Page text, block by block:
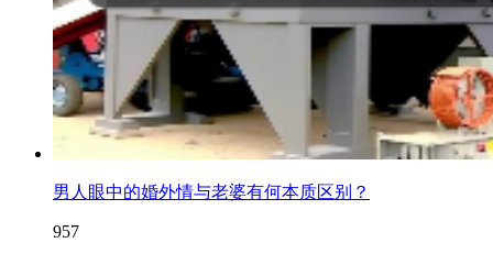
男人眼中的婚外情与老婆有何本质区别？
957